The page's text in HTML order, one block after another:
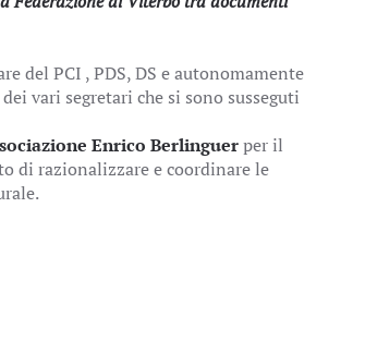
del PCI , PDS, DS e autonomamente
vari segretari che si sono susseguti
Enrico Berlinguerper il
di razionalizzare e coordinare le